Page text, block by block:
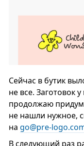
Сейчас в бутик
не все. Заготовок
продолжаю
не нашли нужное,
на
В следующий раз